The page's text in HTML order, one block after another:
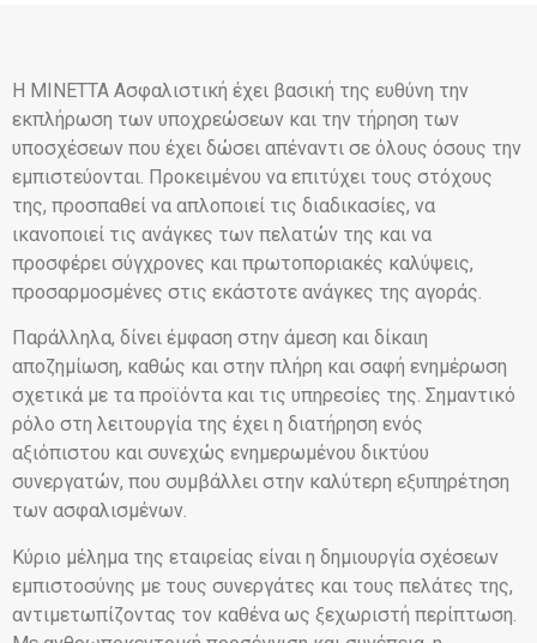
Η MINETTA Ασφαλιστική έχει βασική της ευθύνη την
εκπλήρωση των υποχρεώσεων και την τήρηση των
υποσχέσεων που έχει δώσει απέναντι σε όλους όσους την
εμπιστεύονται. Προκειμένου να επιτύχει τους στόχους
της, προσπαθεί να απλοποιεί τις διαδικασίες, να
ικανοποιεί τις ανάγκες των πελατών της και να
προσφέρει σύγχρονες και πρωτοποριακές καλύψεις,
προσαρμοσμένες στις εκάστοτε ανάγκες της αγοράς.
Παράλληλα, δίνει έμφαση στην άμεση και δίκαιη
αποζημίωση, καθώς και στην πλήρη και σαφή ενημέρωση
σχετικά με τα προϊόντα και τις υπηρεσίες της. Σημαντικό
ρόλο στη λειτουργία της έχει η διατήρηση ενός
αξιόπιστου και συνεχώς ενημερωμένου δικτύου
συνεργατών, που συμβάλλει στην καλύτερη εξυπηρέτηση
των ασφαλισμένων.
Κύριο μέλημα της εταιρείας είναι η δημιουργία σχέσεων
εμπιστοσύνης με τους συνεργάτες και τους πελάτες της,
αντιμετωπίζοντας τον καθένα ως ξεχωριστή περίπτωση.